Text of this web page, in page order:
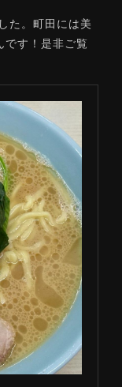
た。町田には美
です！是非ご覧